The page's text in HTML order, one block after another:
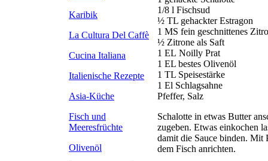
Karibik
La Cultura Del Caffè
Cucina Italiana
Italienische Rezepte
Asia-Küche
Fisch und
Meeresfrüchte
Olivenöl
1/8 l Fischsud
½ TL gehackter Estragon
1 MS fein geschnittenes
½ Zitrone als Saft
1 EL Noilly Prat
1 EL bestes Olivenöl
1 TL Speisestärke
1 El Schlagsahne
Pfeffer, Salz
Schalotte in etwas Butter
zugeben. Etwas einkochen
damit die Sauce binden. Mit
dem Fisch anrichten.